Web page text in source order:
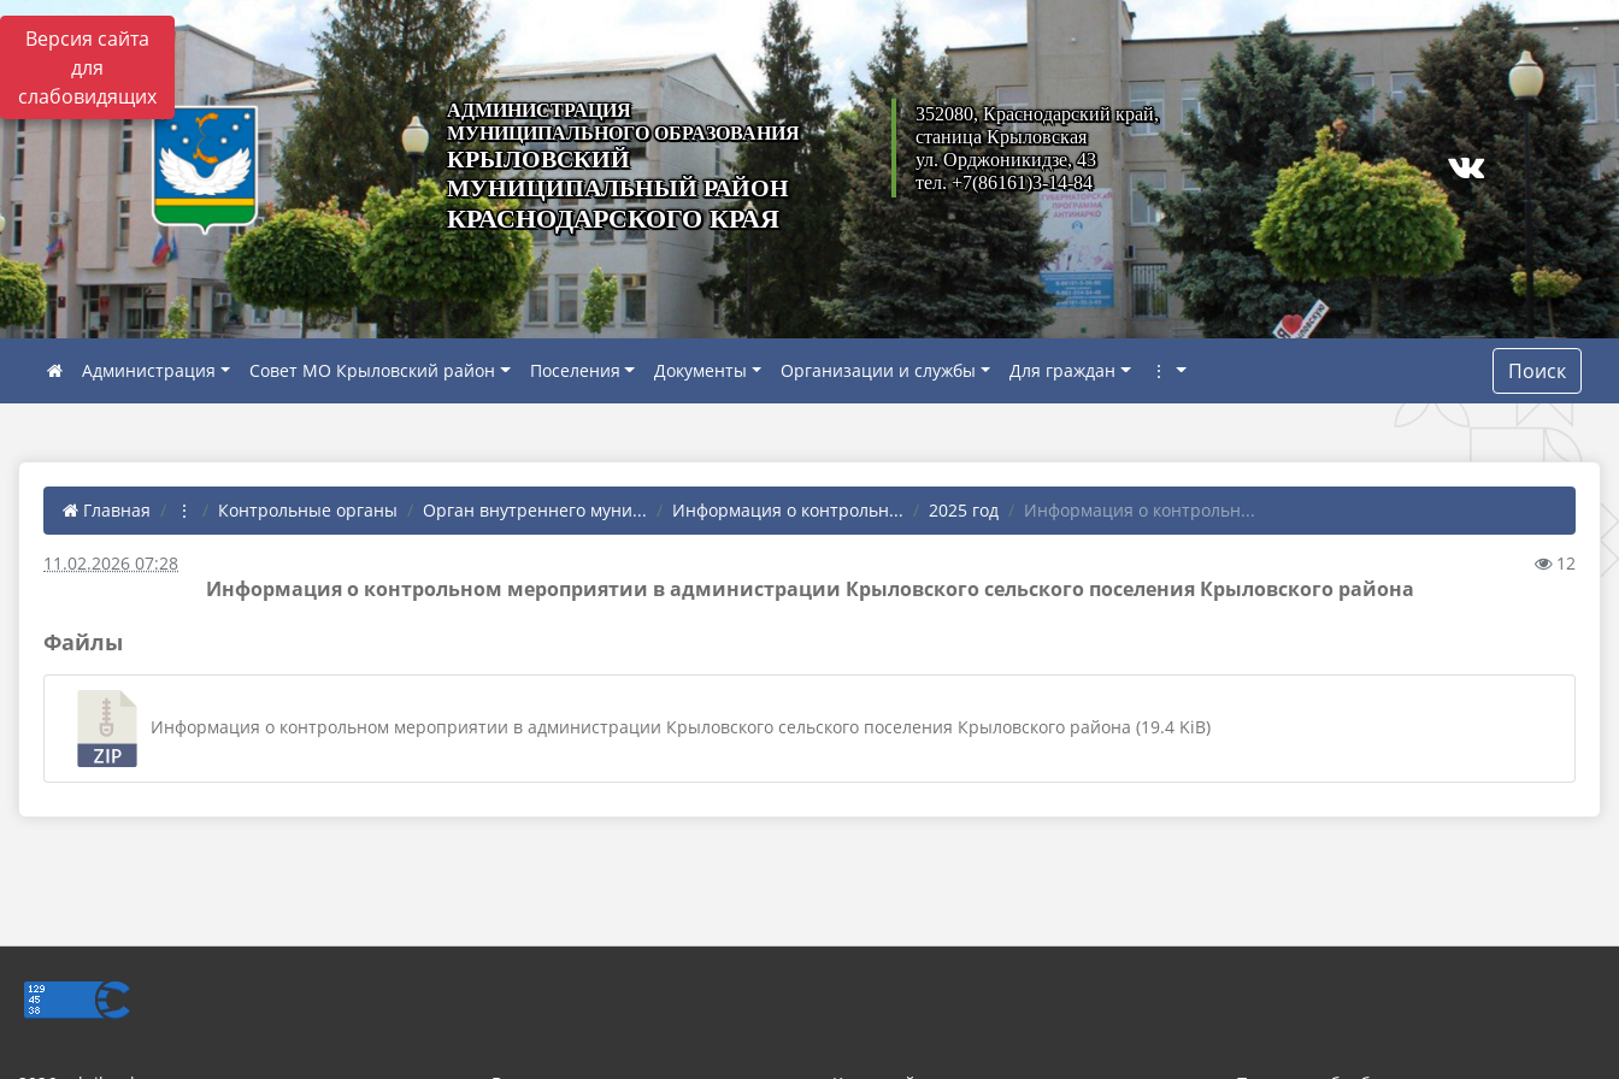
Версия сайта
для
слабовидящих
АДМИНИСТРАЦИЯ
МУНИЦИПАЛЬНОГО ОБРАЗОВАНИЯ
КРЫЛОВСКИЙ
МУНИЦИПАЛЬНЫЙ РАЙОН
КРАСНОДАРСКОГО КРАЯ
352080, Краснодарский край,
станица Крыловская
ул. Орджоникидзе, 43
тел. +7(86161)3-14-84
Администрация Совет МО Крыловский район Поселения Документы Организации и службы Для граждан ⋮ Поиск
Главная ⋮ Контрольные органы Орган внутреннего муни... Информация о контрольн... 2025 год Информация о контрольн...
11.02.2026 07:28 12
Информация о контрольном мероприятии в администрации Крыловского сельского поселения Крыловского района
Файлы
Информация о контрольном мероприятии в администрации Крыловского сельского поселения Крыловского района (19.4 KiB)